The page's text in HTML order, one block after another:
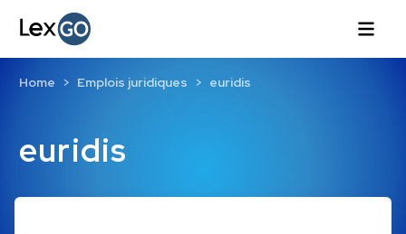
euridis
Home Emplois juridiques euridis